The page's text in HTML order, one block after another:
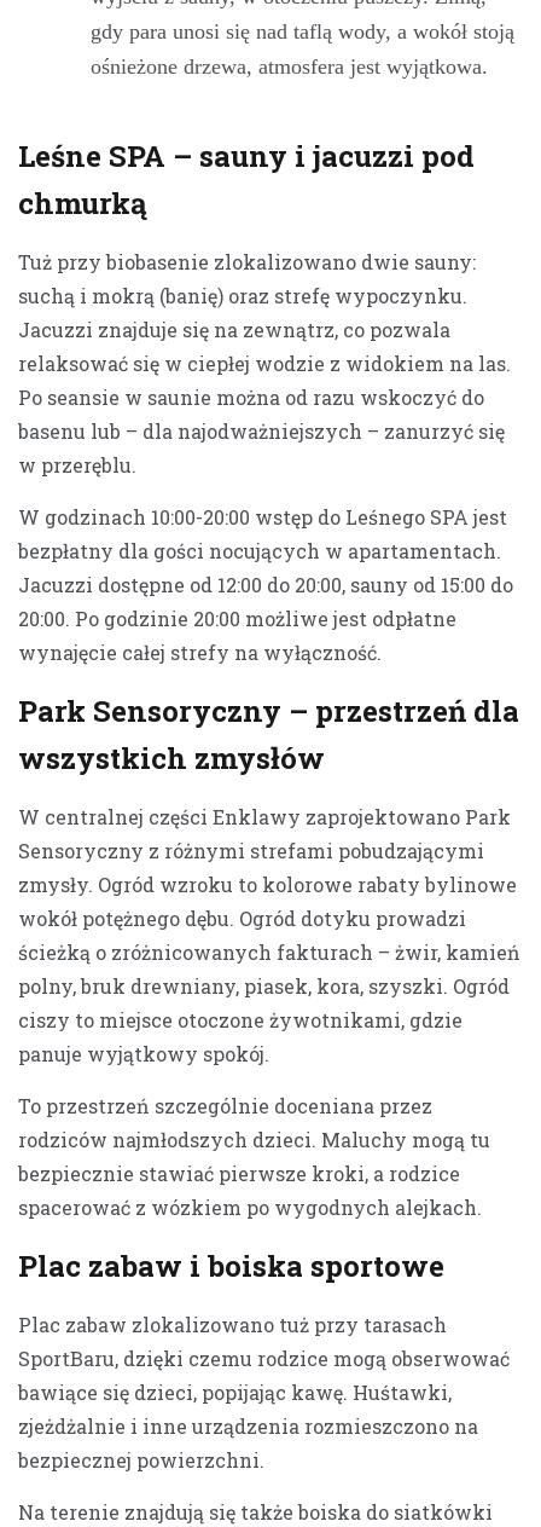
gdy para unosi się nad taflą wody, a wokół stoją
ośnieżone drzewa, atmosfera jest wyjątkowa.
Leśne SPA – sauny i jacuzzi pod
chmurką
Tuż przy biobasenie zlokalizowano dwie sauny:
suchą i mokrą (banię) oraz strefę wypoczynku.
Jacuzzi znajduje się na zewnątrz, co pozwala
relaksować się w ciepłej wodzie z widokiem na las.
Po seansie w saunie można od razu wskoczyć do
basenu lub – dla najodważniejszych – zanurzyć się
w przeręblu.
W godzinach 10:00-20:00 wstęp do Leśnego SPA jest
bezpłatny dla gości nocujących w apartamentach.
Jacuzzi dostępne od 12:00 do 20:00, sauny od 15:00 do
20:00. Po godzinie 20:00 możliwe jest odpłatne
wynajęcie całej strefy na wyłączność.
Park Sensoryczny – przestrzeń dla
wszystkich zmysłów
W centralnej części Enklawy zaprojektowano Park
Sensoryczny z różnymi strefami pobudzającymi
zmysły. Ogród wzroku to kolorowe rabaty bylinowe
wokół potężnego dębu. Ogród dotyku prowadzi
ścieżką o zróżnicowanych fakturach – żwir, kamień
polny, bruk drewniany, piasek, kora, szyszki. Ogród
ciszy to miejsce otoczone żywotnikami, gdzie
panuje wyjątkowy spokój.
To przestrzeń szczególnie doceniana przez
rodziców najmłodszych dzieci. Maluchy mogą tu
bezpiecznie stawiać pierwsze kroki, a rodzice
spacerować z wózkiem po wygodnych alejkach.
Plac zabaw i boiska sportowe
Plac zabaw zlokalizowano tuż przy tarasach
SportBaru, dzięki czemu rodzice mogą obserwować
bawiące się dzieci, popijając kawę. Huśtawki,
zjeżdżalnie i inne urządzenia rozmieszczono na
bezpiecznej powierzchni.
Na terenie znajdują się także boiska do siatkówki